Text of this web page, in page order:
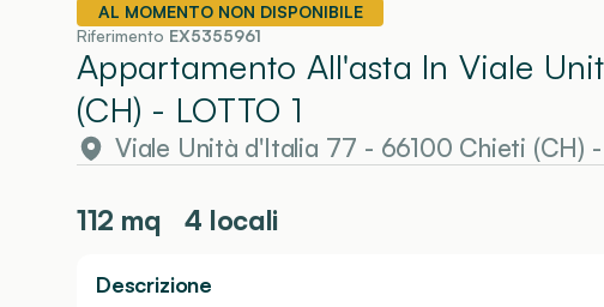
AL MOMENTO NON DISPONIBILE
Riferimento EX5355961
Appartamento All'asta In Viale
(CH) - LOTTO 1
Viale Unità d'Italia 77 - 66100 Chieti (CH) -
112 mq 4 locali
Descrizione